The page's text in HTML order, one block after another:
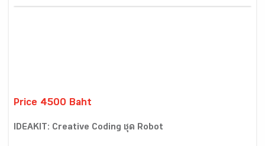
Price 4500 Baht
IDEAKIT: Creative Coding ชุด Robot